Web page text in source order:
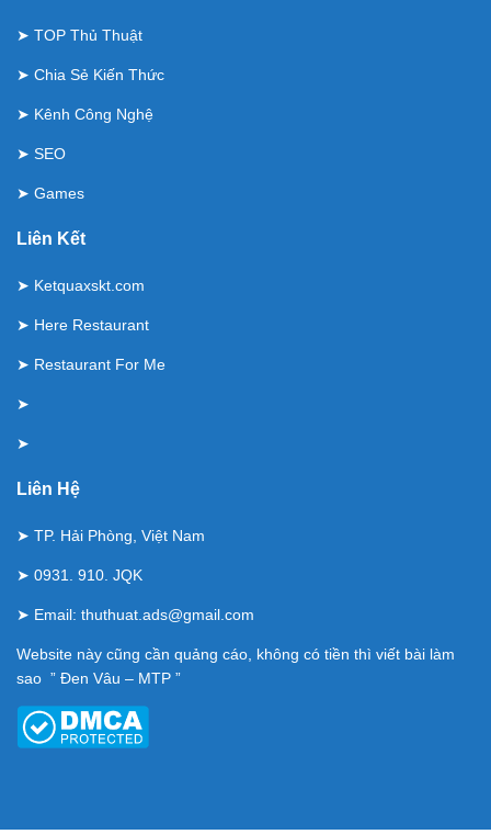
➤ TOP Thủ Thuật
➤ Chia Sẻ Kiến Thức
➤ Kênh Công Nghệ
➤ SEO
➤ Games
Liên Kết
➤ Ketquaxskt.com
➤ Here Restaurant
➤ Restaurant For Me
➤
➤
Liên Hệ
➤ TP. Hải Phòng, Việt Nam
➤ 0931. 910. JQK
➤ Email: thuthuat.ads@gmail.com
Website này cũng cần quảng cáo, không có tiền thì viết bài làm
sao ” Đen Vâu – MTP ”